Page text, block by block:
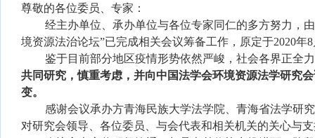
尊敬的各位委员、专家：
经主办单位、承办单位与各位专家同仁的多方努力，
境资源法治论坛”已完成相关会议筹备工作，原定于2020年
鉴于目前部分地区疫情形势依然严峻，社会各界正全
共同研究，慎重考虑，并向中国法学会环境资源法学研究
变。
感谢会议承办方青海民族大学法学院、青海省法学研
对研究会领导、各位委员、与会代表和相关机关的关心与